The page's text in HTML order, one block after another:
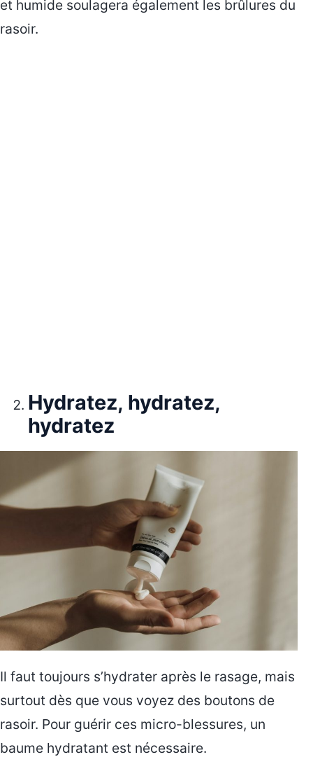
et humide soulagera également les brûlures du
rasoir.
Hydratez, hydratez,
hydratez
Il faut toujours s’hydrater après le rasage, mais
surtout dès que vous voyez des boutons de
rasoir. Pour guérir ces micro-blessures, un
baume hydratant est nécessaire.